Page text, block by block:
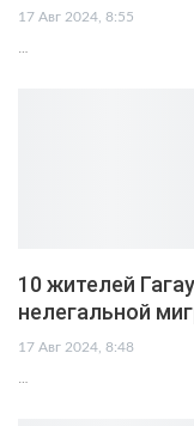
17 Авг 2024, 8:55
…
10 жителей
нелегальной
17 Авг 2024, 8:48
…